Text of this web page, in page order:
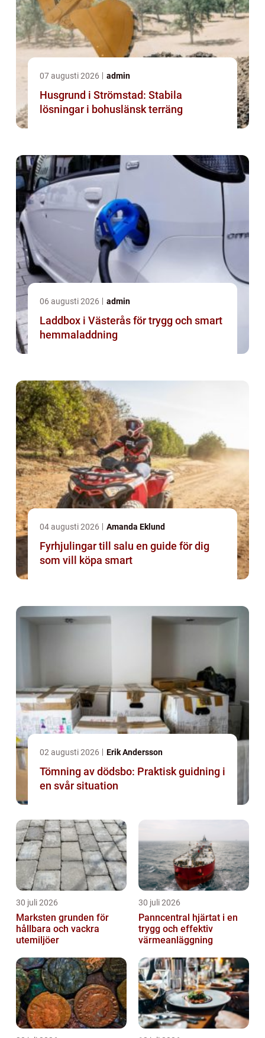
07 augusti 2026 admin
Husgrund i Strömstad: Stabila
lösningar i bohuslänsk terräng
06 augusti 2026 admin
Laddbox i Västerås för trygg och smart
hemmaladdning
04 augusti 2026 Amanda Eklund
Fyrhjulingar till salu en guide för dig
som vill köpa smart
02 augusti 2026 Erik Andersson
Tömning av dödsbo: Praktisk guidning i
en svår situation
30 juli 2026
Marksten grunden för
hållbara och vackra
utemiljöer
30 juli 2026
Panncentral hjärtat i en
trygg och effektiv
värmeanläggning